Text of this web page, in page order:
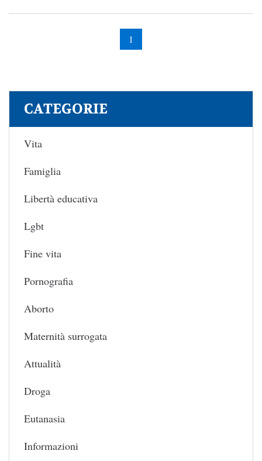
1
CATEGORIE
Vita
Famiglia
Libertà educativa
Lgbt
Fine vita
Pornografia
Aborto
Maternità surrogata
Attualità
Droga
Eutanasia
Informazioni